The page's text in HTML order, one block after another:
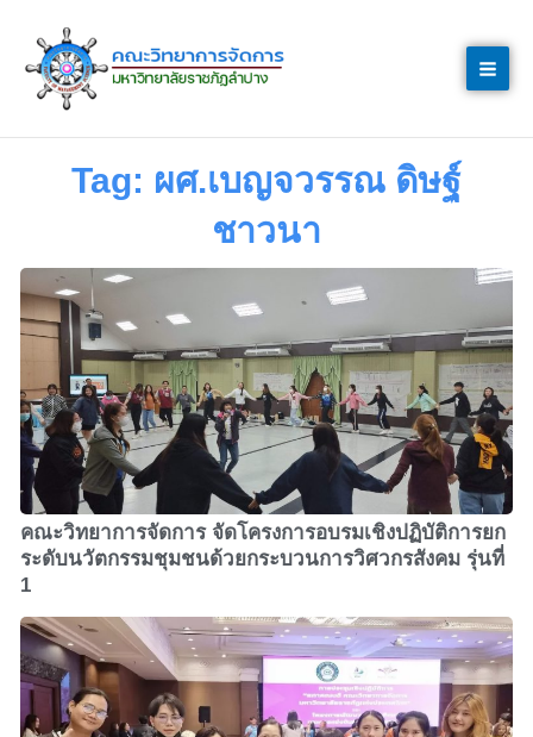
content
Tag: ผศ.เบญจวรรณ ดิษฐ์
ชาวนา
คณะวิทยาการจัดการ จัดโครงการอบรมเชิงปฏิบัติการยก
ระดับนวัตกรรมชุมชนด้วยกระบวนการวิศวกรสังคม รุ่นที่
1